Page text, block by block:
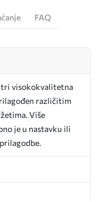
FAQ
visokokvalitetna
različitim
Više
je u nastavku ili